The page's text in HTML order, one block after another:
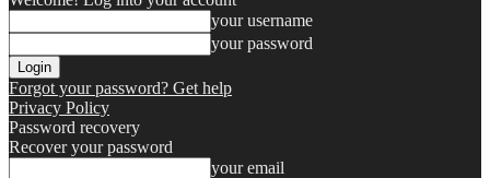
your username
your password
Forgot your password? Get help
Privacy Policy
Password recovery
Recover your password
your email